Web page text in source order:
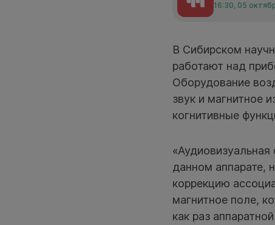
16:30, 05
В Сибирском
работают над
Оборудование
звук и магнитное
когнитивные
«Аудиовизуальная
данном аппарате,
коррекцию
магнитное поле,
как раз